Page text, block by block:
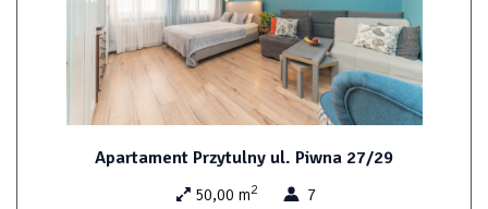
- гостиная с балконом. В номере есть двуспальная
кровать, 2-местный диван, стол со стульями и ЖК-
телевизор с доступом к кабельным каналам.
- кухня со всем необходимым и питанием (холодильник,
плита, электрический чайник, посуда и столовые
приборы, кастрюли),
- ванная комната с душевой кабиной
На оборудовании квартиры, беспроводной интернет,
Apartament Przytulny ul. Piwna 27/29
50,00 m2 7